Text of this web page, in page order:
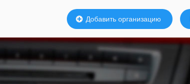
Добавить организацию